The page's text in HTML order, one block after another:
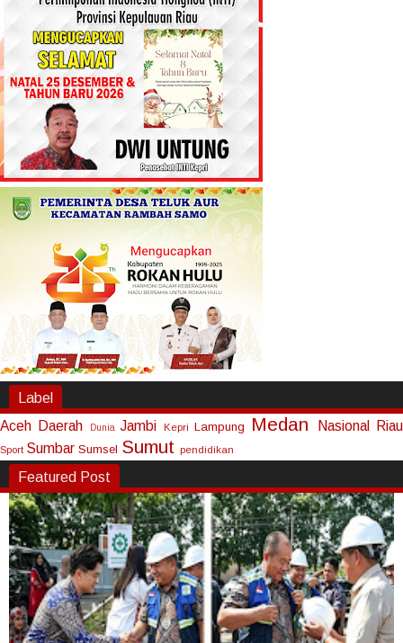
Label
Aceh Daerah Dunia Jambi Kepri Lampung Medan Nasional Riau
Sport Sumbar Sumsel Sumut pendidikan
Featured Post